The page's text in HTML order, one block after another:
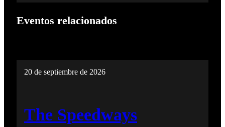
Eventos relacionados
20 de septiembre de 2026
The Speedways